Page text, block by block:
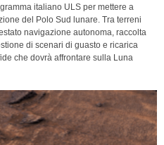
italiano ULS per mettere a
del Polo Sud lunare. Tra terreni
navigazione autonoma, raccolta
di scenari di guasto e ricarica
che dovrà affrontare sulla Luna